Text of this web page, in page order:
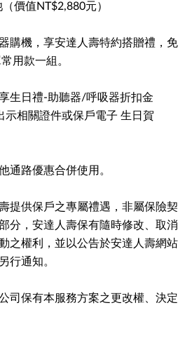
價值NT$2,880元）
購機，享安達人壽特約搭贈禮，免
用款一組。
生日禮-助聽器/呼吸器折扣金
示相關證件或保戶電子 生日賀
通路優惠合併使用。
提供保戶之專屬禮遇，非屬保險契
分，安達人壽保有隨時修改、取消
之權利，並以公告於安達人壽網站
行通知。
司保有本服務方案之更改權、決定